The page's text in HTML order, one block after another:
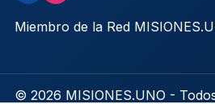
Miembro de la Red
© 2026 MISIONES.UNO -